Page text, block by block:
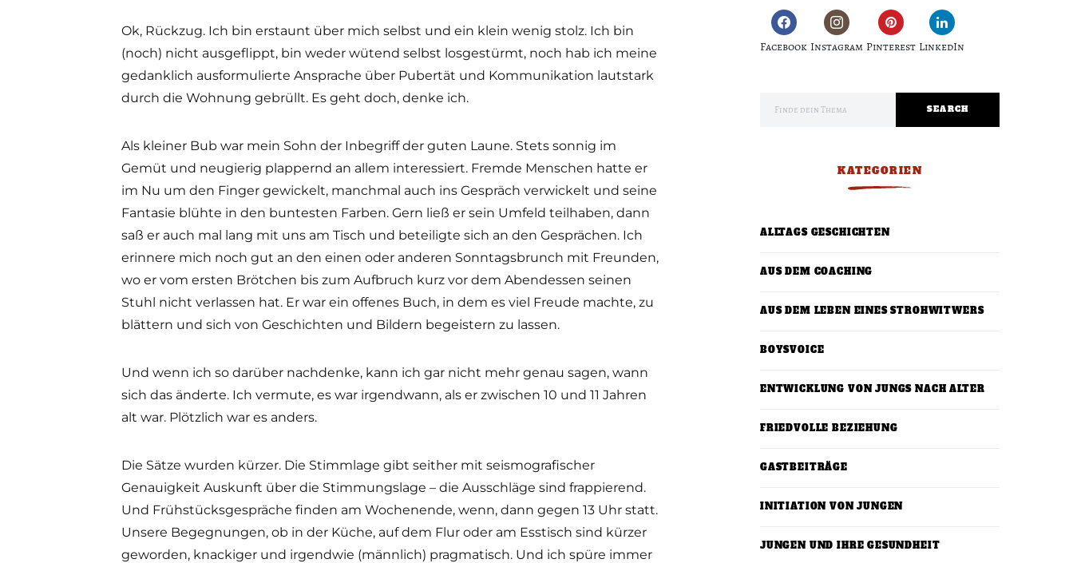
Ok, Rückzug. Ich bin erstaunt über mich selbst und ein klein wenig stolz. Ich bin
(noch) nicht ausgeflippt, bin weder wütend selbst losgestürmt, noch hab ich meine
gedanklich ausformulierte Ansprache über Pubertät und Kommunikation lautstark
durch die Wohnung gebrüllt. Es geht doch, denke ich.
Als kleiner Bub war mein Sohn der Inbegriff der guten Laune. Stets sonnig im
Gemüt und neugierig plappernd an allem interessiert. Fremde Menschen hatte er
im Nu um den Finger gewickelt, manchmal auch ins Gespräch verwickelt und seine
Fantasie blühte in den buntesten Farben. Gern ließ er sein Umfeld teilhaben, dann
saß er auch mal lang mit uns am Tisch und beteiligte sich an den Gesprächen. Ich
erinnere mich noch gut an den einen oder anderen Sonntagsbrunch mit Freunden,
wo er vom ersten Brötchen bis zum Aufbruch kurz vor dem Abendessen seinen
Stuhl nicht verlassen hat. Er war ein offenes Buch, in dem es viel Freude machte, zu
blättern und sich von Geschichten und Bildern begeistern zu lassen.
Und wenn ich so darüber nachdenke, kann ich gar nicht mehr genau sagen, wann
sich das änderte. Ich vermute, es war irgendwann, als er zwischen 10 und 11 Jahren
alt war. Plötzlich war es anders.
Die Sätze wurden kürzer. Die Stimmlage gibt seither mit seismografischer
Genauigkeit Auskunft über die Stimmungslage – die Ausschläge sind frappierend.
Und Frühstücksgespräche finden am Wochenende, wenn, dann gegen 13 Uhr statt.
Unsere Begegnungen, ob in der Küche, auf dem Flur oder am Esstisch sind kürzer
geworden, knackiger und irgendwie (männlich) pragmatisch. Und ich spüre immer
Facebook Instagram Pinterest LinkedIn
SEARCH
KATEGORIEN
ALLTAGS GESCHICHTEN
AUS DEM COACHING
AUS DEM LEBEN EINES STROHWITWERS
BOYSVOICE
ENTWICKLUNG VON JUNGS NACH ALTER
FRIEDVOLLE BEZIEHUNG
GASTBEITRÄGE
INITIATION VON JUNGEN
JUNGEN UND IHRE GESUNDHEIT